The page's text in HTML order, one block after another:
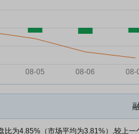
比为4.85%（市场平均为3.81%）,较上一